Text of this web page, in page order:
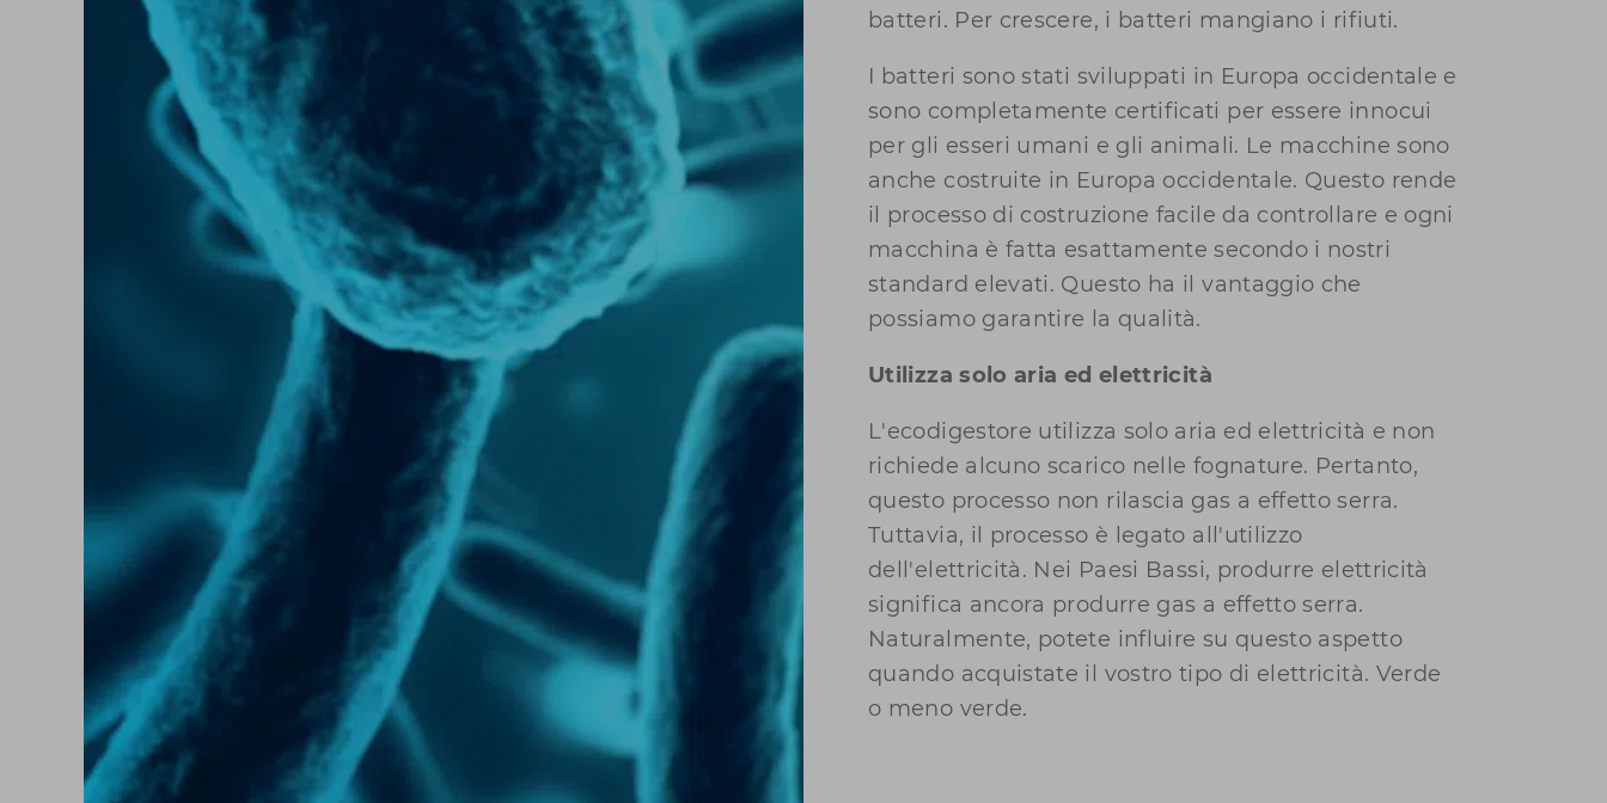
batteri. Per crescere, i batteri mangiano i rifiuti.
I batteri sono stati sviluppati in Europa occidentale e
sono completamente certificati per essere innocui
per gli esseri umani e gli animali. Le macchine sono
anche costruite in Europa occidentale. Questo rende
il processo di costruzione facile da controllare e ogni
macchina è fatta esattamente secondo i nostri
standard elevati. Questo ha il vantaggio che
possiamo garantire la qualità.
Utilizza solo aria ed elettricità
L'ecodigestore utilizza solo aria ed elettricità e non
richiede alcuno scarico nelle fognature. Pertanto,
questo processo non rilascia gas a effetto serra.
Tuttavia, il processo è legato all'utilizzo
dell'elettricità. Nei Paesi Bassi, produrre elettricità
significa ancora produrre gas a effetto serra.
Naturalmente, potete influire su questo aspetto
quando acquistate il vostro tipo di elettricità. Verde
o meno verde.